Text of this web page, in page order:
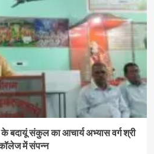
के बदायूं संकुल का आचार्य अभ्यास वर्ग श्री
कॉलेज में संपन्न